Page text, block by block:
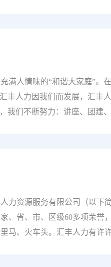
子”、“最美员工”，以坚韧的
人真谛，更以薪火相传的担
匠心十四年，足以让青涩
满人情味的“和谐大家庭”。
丰人力因我们而发展，汇丰
我们不断努力：讲座、团
以来的“开工文化”。多年来
耘付出的感谢，更是对未来
亲手将红包递到每位员工手
力资源服务有限公司（以下
、省、市、区级60多项荣誉
马、火车头。汇丰人力有许